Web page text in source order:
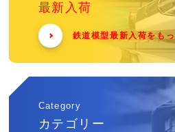
最新入荷
鉄道模型最新入荷をも
Category
カテゴリー